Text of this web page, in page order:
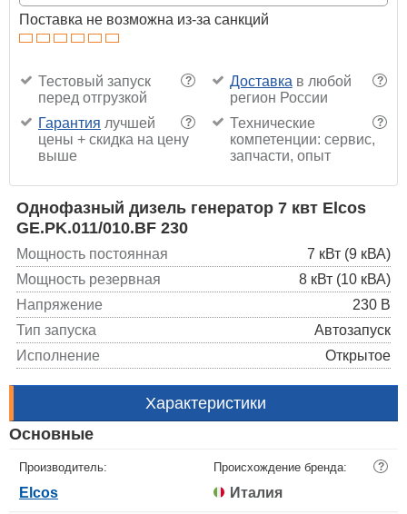
Поставка не возможна из-за санкций
?
Тестовый запуск
перед отгрузкой
?
Доставка в любой
регион России
?
Гарантия лучшей
цены + скидка на цену
выше
?
Технические
компетенции: сервис,
запчасти, опыт
Однофазный дизель генератор 7 квт Elcos
GE.PK.011/010.BF 230
Мощность постоянная
7 кВт (9 кВА)
Мощность резервная
8 кВт (10 кВА)
Напряжение
230 В
Тип запуска
Автозапуск
Исполнение
Открытое
Характеристики
Основные
Производитель:
Elcos
Происхождение бренда: ?
Италия